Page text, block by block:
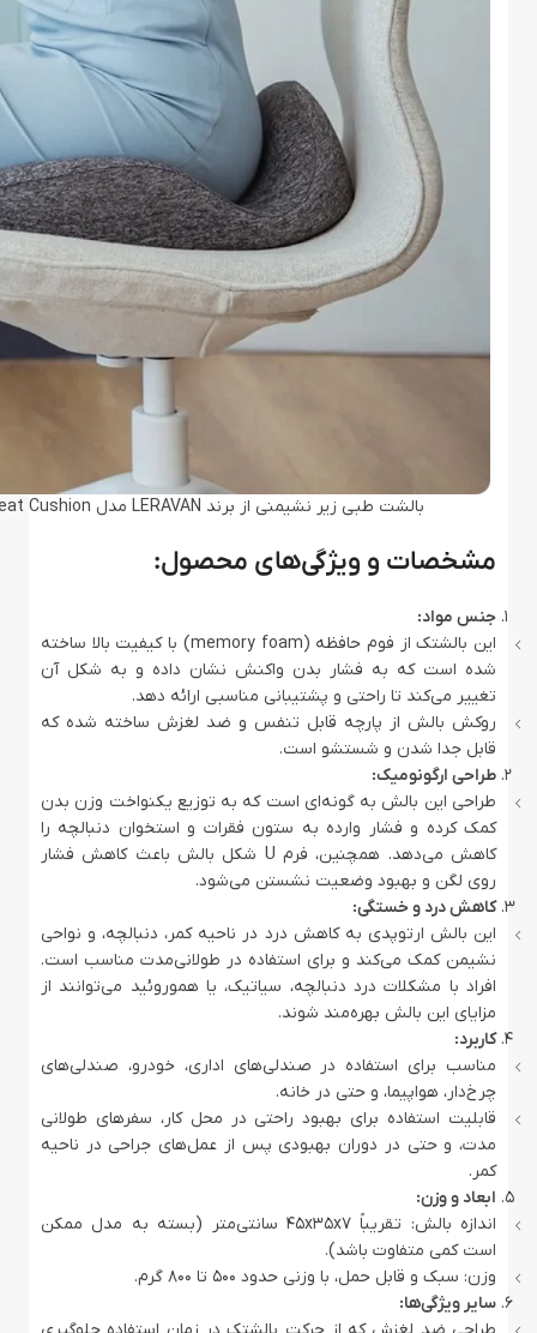
بالشت طبی زیر نشیمنی از برند LERAVAN مدل Orthopedic Coccyx Seat Cushion
مشخصات و ویژگی‌های محصول:
جنس مواد:
این بالشتک از فوم حافظه (memory foam) با کیفیت بالا ساخته
شده است که به فشار بدن واکنش نشان داده و به شکل آن
تغییر می‌کند تا راحتی و پشتیبانی مناسبی ارائه دهد.
روکش بالش از پارچه قابل تنفس و ضد لغزش ساخته شده که
قابل جدا شدن و شستشو است.
طراحی ارگونومیک:
طراحی این بالش به گونه‌ای است که به توزیع یکنواخت وزن بدن
کمک کرده و فشار وارده به ستون فقرات و استخوان دنبالچه را
کاهش می‌دهد. همچنین، فرم U شکل بالش باعث کاهش فشار
روی لگن و بهبود وضعیت نشستن می‌شود.
کاهش درد و خستگی:
این بالش ارتوپدی به کاهش درد در ناحیه کمر، دنبالچه، و نواحی
نشیمن کمک می‌کند و برای استفاده در طولانی‌مدت مناسب است.
افراد با مشکلات درد دنبالچه، سیاتیک، یا هموروئید می‌توانند از
مزایای این بالش بهره‌مند شوند.
کاربرد:
مناسب برای استفاده در صندلی‌های اداری، خودرو، صندلی‌های
چرخ‌دار، هواپیما، و حتی در خانه.
قابلیت استفاده برای بهبود راحتی در محل کار، سفرهای طولانی
مدت، و حتی در دوران بهبودی پس از عمل‌های جراحی در ناحیه
کمر.
ابعاد و وزن:
اندازه بالش: تقریباً 45x35x7 سانتی‌متر (بسته به مدل ممکن
است کمی متفاوت باشد).
وزن: سبک و قابل حمل، با وزنی حدود 500 تا 800 گرم.
سایر ویژگی‌ها: